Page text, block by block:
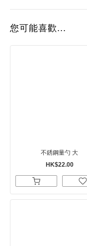
您可能喜歡...
不銹鋼量勺 大
HK$22.00